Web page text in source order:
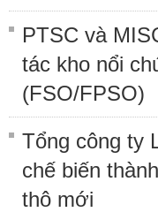
PTSC và
tác kho nổi
(FSO/FPSO)
Tổng công ty
chế biến
thô mới